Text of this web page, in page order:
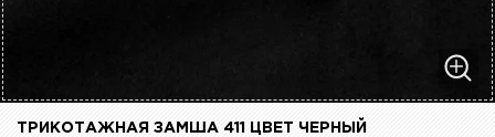
ТРИКОТАЖНАЯ ЗАМША 411 ЦВЕТ ЧЕРНЫЙ